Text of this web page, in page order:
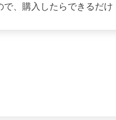
で、購入したらできるだけ